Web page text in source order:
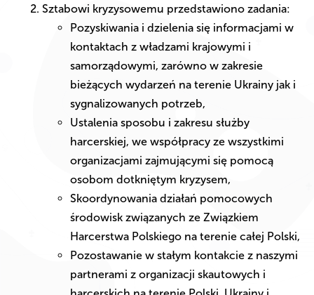
Sztabowi kryzysowemu przedstawiono zadania:
Pozyskiwania i dzielenia się informacjami w
kontaktach z władzami krajowymi i
samorządowymi, zarówno w zakresie
bieżących wydarzeń na terenie Ukrainy jak i
sygnalizowanych potrzeb,
Ustalenia sposobu i zakresu służby
harcerskiej, we współpracy ze wszystkimi
organizacjami zajmującymi się pomocą
osobom dotkniętym kryzysem,
Skoordynowania działań pomocowych
środowisk związanych ze Związkiem
Harcerstwa Polskiego na terenie całej Polski,
Pozostawanie w stałym kontakcie z naszymi
partnerami z organizacji skautowych i